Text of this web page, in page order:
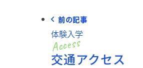
前の記事
体験入学
交通アクセス